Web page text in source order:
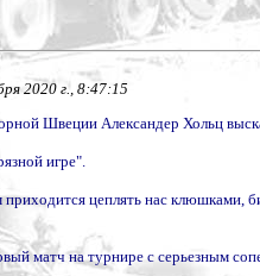
2020 г., 8:47:15
Швеции Александер Хольц
игре".
цеплять нас клюшками,
матч на турнире с серьезным